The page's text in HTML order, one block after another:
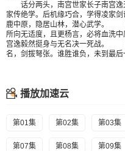
话分两头，南宫世家长子南宫逸
家传绝学。后机缘巧合，学得凌家
鹿中原，隐居山林，潜心武学。
所向无适度，且更杨言，必将血洗
宫逸毅然挺身与无名决一死战。
名，剑拔弩张。谁胜谁负，未到最后
播放加速云
第01集 第02集 第03集
第07集 第08集 第09集